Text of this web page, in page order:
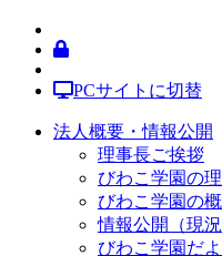
PCサイトに切替
法人概要・情報公開
理事長ご挨拶
びわこ学園の
びわこ学園の
情報公開（現況
びわこ学園だよ